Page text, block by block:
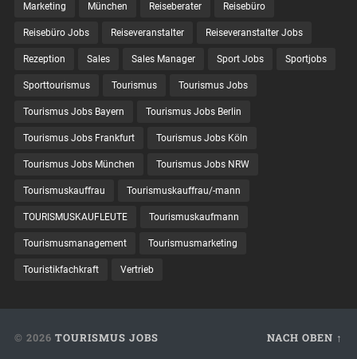
Marketing München Reiseberater Reisebüro
Reisebüro Jobs Reiseveranstalter Reiseveranstalter Jobs
Rezeption Sales Sales Manager Sport Jobs Sportjobs
Sporttourismus Tourismus Tourismus Jobs
Tourismus Jobs Bayern Tourismus Jobs Berlin
Tourismus Jobs Frankfurt Tourismus Jobs Köln
Tourismus Jobs München Tourismus Jobs NRW
Tourismuskauffrau Tourismuskauffrau/-mann
TOURISMUSKAUFLEUTE Tourismuskaufmann
Tourismusmanagement Tourismusmarketing
Touristikfachkraft Vertrieb
© 2026 TOURISMUS JOBS NACH OBEN ↑